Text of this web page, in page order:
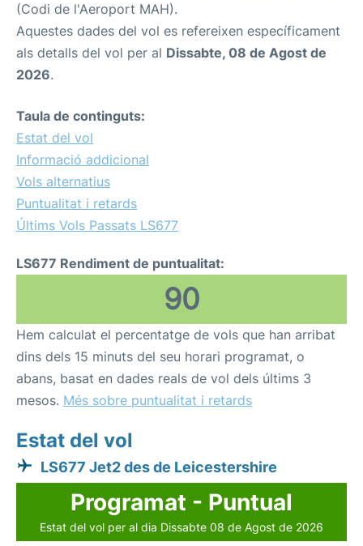
(Codi de l'Aeroport MAH).
Aquestes dades del vol es refereixen específicament
als detalls del vol per al Dissabte, 08 de Agost de
2026.
Taula de continguts:
Estat del vol
Informació addicional
Vols alternatius
Puntualitat i retards
Últims Vols Passats LS677
LS677 Rendiment de puntualitat:
90
Hem calculat el percentatge de vols que han arribat
dins dels 15 minuts del seu horari programat, o
abans, basat en dades reals de vol dels últims 3
mesos. Més sobre puntualitat i retards
Estat del vol
LS677 Jet2 des de Leicestershire
Programat - Puntual
Estat del vol per al dia Dissabte 08 de Agost de 2026